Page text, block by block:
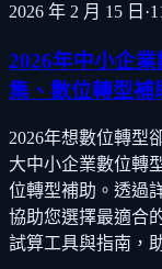
2026 年 2 月 15 日 ·
2026年中小企
集、數位轉型補
2026年想數位轉型
大中小企業數位轉
位轉型補助。透過
協助您選擇最適合
試算工具與指南，